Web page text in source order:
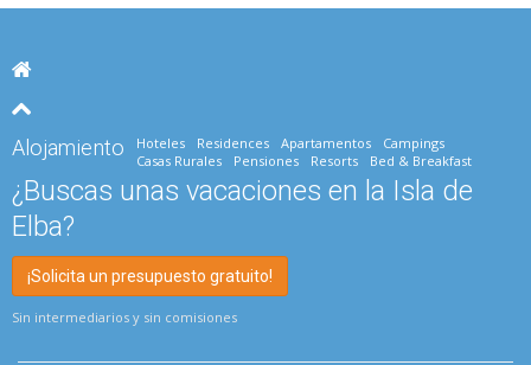
Alojamiento Hoteles Residences Apartamentos
Campings
Casas Rurales
Pensiones Resorts Bed & Breakfast
¿Buscas unas vacaciones en la Isla de
Elba?
¡Solicita un presupuesto gratuito!
Sin intermediarios y sin comisiones